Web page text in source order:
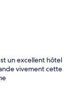
un excellent hôtel
vivement cette